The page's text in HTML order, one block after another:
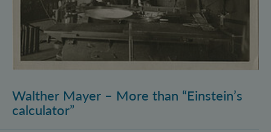
Walther Mayer – More than “Einstein’s
calculator”